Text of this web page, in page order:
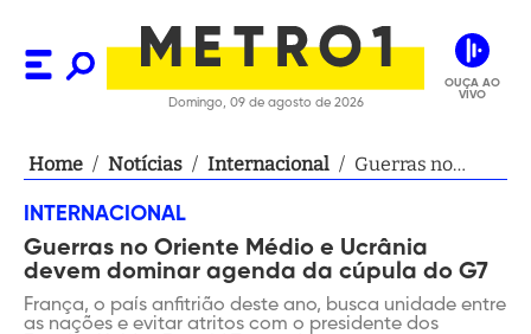
Domingo, 09 de agosto de 2026
OUÇA AO
VIVO
Home / Notícias / Internacional / Guerras no
dominar agenda
da cúpula do G7
INTERNACIONAL
Guerras no Oriente Médio e Ucrânia
devem dominar agenda da cúpula do G7
França, o país anfitrião deste ano, busca unidade entre
as nações e evitar atritos com o presidente dos